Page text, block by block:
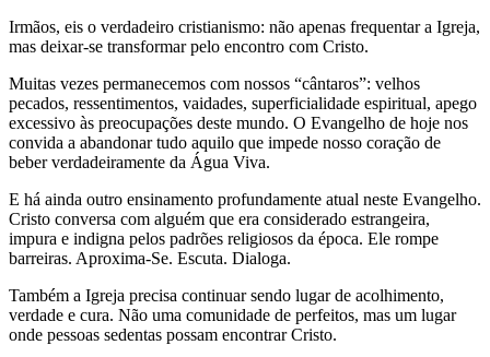
Irmãos, eis o verdadeiro cristianismo: não apenas frequentar a Igreja,
mas deixar-se transformar pelo encontro com Cristo.
Muitas vezes permanecemos com nossos “cântaros”: velhos
pecados, ressentimentos, vaidades, superficialidade espiritual, apego
excessivo às preocupações deste mundo. O Evangelho de hoje nos
convida a abandonar tudo aquilo que impede nosso coração de
beber verdadeiramente da Água Viva.
E há ainda outro ensinamento profundamente atual neste Evangelho.
Cristo conversa com alguém que era considerado estrangeira,
impura e indigna pelos padrões religiosos da época. Ele rompe
barreiras. Aproxima-Se. Escuta. Dialoga.
Também a Igreja precisa continuar sendo lugar de acolhimento,
verdade e cura. Não uma comunidade de perfeitos, mas um lugar
onde pessoas sedentas possam encontrar Cristo.